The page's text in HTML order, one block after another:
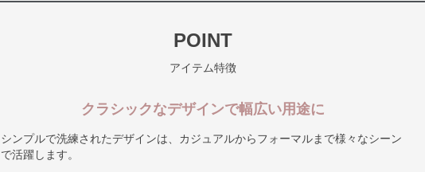
POINT
アイテム特徴
クラシックなデザインで幅広い用途に
シンプルで洗練されたデザインは、カジュアルからフォーマルまで様々なシーン
で活躍します。